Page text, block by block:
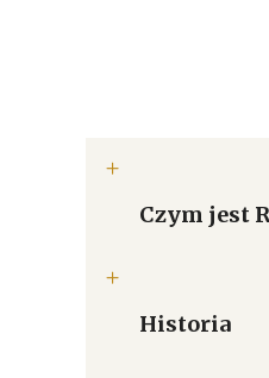
Czym jest
Historia